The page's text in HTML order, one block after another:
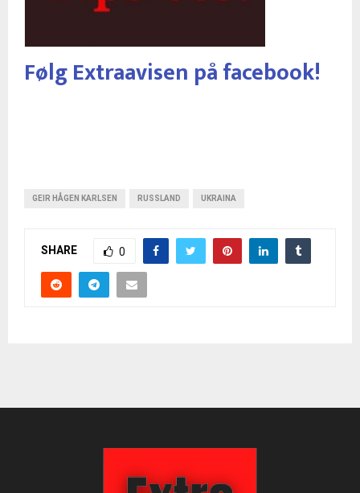
Følg Extraavisen på facebook!
GEIR HÅGEN KARLSEN RUSSLAND UKRAINA
SHARE 0